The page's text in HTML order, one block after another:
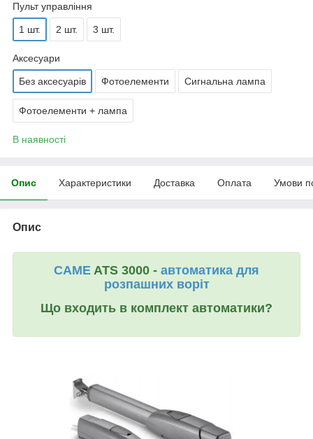
Пульт управління
1 шт. 2 шт. 3 шт.
Аксесуари
Без аксесуарів Фотоелементи Сигнальна лампа
Фотоелементи + лампа
В наявності
Опис Характеристики Доставка Оплата Умови
Опис
CAME ATS 3000 - автоматика для
розпашних воріт
Що входить в комплект автоматики?